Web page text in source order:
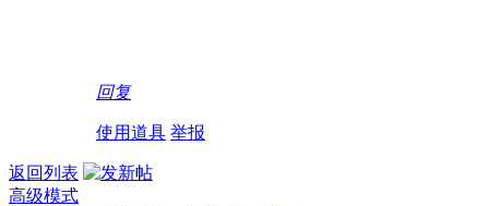
回复
使用道具 举报
返回列表
高级模式